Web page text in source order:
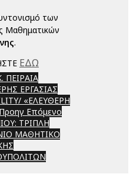
των
Μαθηματικών
.
ΕΔΩ
ΠΕΙΡΑΙΑ
ΕΡΓΑΣΙΑΣ
«ΕΛΕΥΘΕΡΗ
Προηγ Επόμενο
ΤΡΙΠΛΗ
ΜΑΘΗΤΙΚΟ